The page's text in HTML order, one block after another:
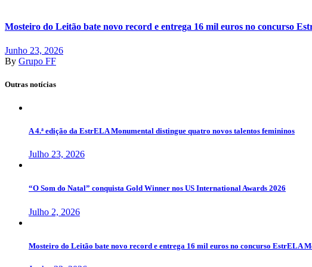
Mosteiro do Leitão bate novo record e entrega 16 mil euros no concurso
Junho 23, 2026
By Grupo FF
Outras notícias
A 4.ª edição da EstrELA Monumental distingue quatro novos talentos femininos
Julho 23, 2026
“O Som do Natal” conquista Gold Winner nos US International Awards 2026
Julho 2, 2026
Mosteiro do Leitão bate novo record e entrega 16 mil euros no concurso EstrELA